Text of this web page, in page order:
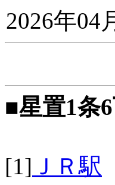
2026年04
■星置1条6
[1] ＪＲ駅